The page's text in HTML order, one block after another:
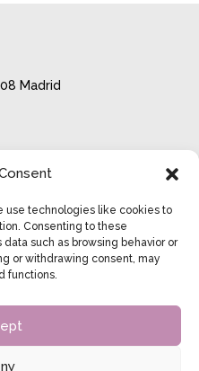
use technologies like cookies to
Consenting to these
such as browsing behavior or
or withdrawing consent, may
functions.
Madrid